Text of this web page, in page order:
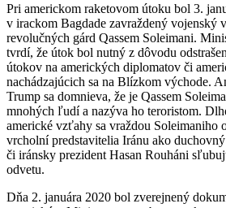
Pri americkom raketovom útoku bol 3.
v irackom Bagdade zavraždený vojenský
revolučných gárd Qassem Soleimani.
tvrdí, že útok bol nutný z dôvodu
útokov na amerických diplomatov či
nachádzajúcich sa na Blízkom východe.
Trump sa domnieva, že je Qassem
mnohých ľudí a nazýva ho teroristom.
americké vzťahy sa vraždou Soleimaniho
vrcholní predstavitelia Iránu ako
či iránsky prezident Hasan Rouháni
odvetu.
Dňa 2. januára 2020 bol zverejnený